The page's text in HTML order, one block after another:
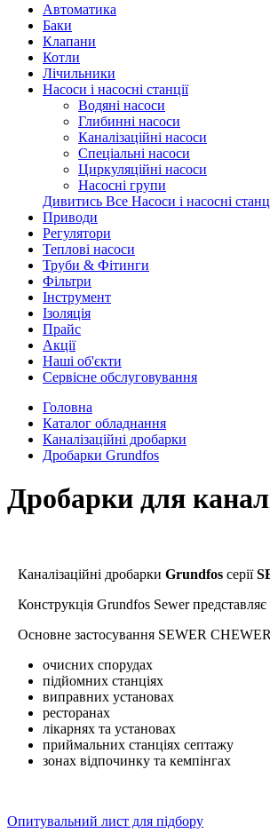
Автоматика
Баки
Клапани
Котли
Лічильники
Насоси і насосні станції
Водяні насоси
Глибинні насоси
Каналізаційні насоси
Спеціальні насоси
Циркуляційні насоси
Насосні групи
Дивитись Все Насоси і насосні
Приводи
Регулятори
Теплові насоси
Труби & Фітинги
Фільтри
Інструмент
Ізоляція
Прайс
Акції
Наші об'єкти
Сервісне обслуговування
Головна
Каталог обладнання
Каналізаційні дробарки
Дробарки Grundfos
Дробарки для
Каналізаційні дробарки Grundfos серії
Конструкція Grundfos Sewer представляє
Основне застосування SEWER
очисних спорудах
підйомних станціях
виправних установах
ресторанах
лікарнях та установах
приймальних станціях септажу
зонах відпочинку та кемпінгах
Опитувальний лист для підбору